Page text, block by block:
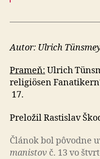
Autor: Ulrich
Prameň: Ulrich
religiösen
17.
Preložil Rastislav
Článok bol pô­vod­ne
ma­nis­tov č. 13 vo